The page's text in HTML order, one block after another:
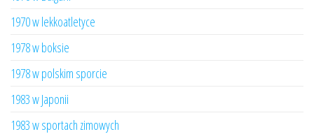
1970 w lekkoatletyce
1978 w boksie
1978 w polskim sporcie
1983 w Japonii
1983 w sportach zimowych